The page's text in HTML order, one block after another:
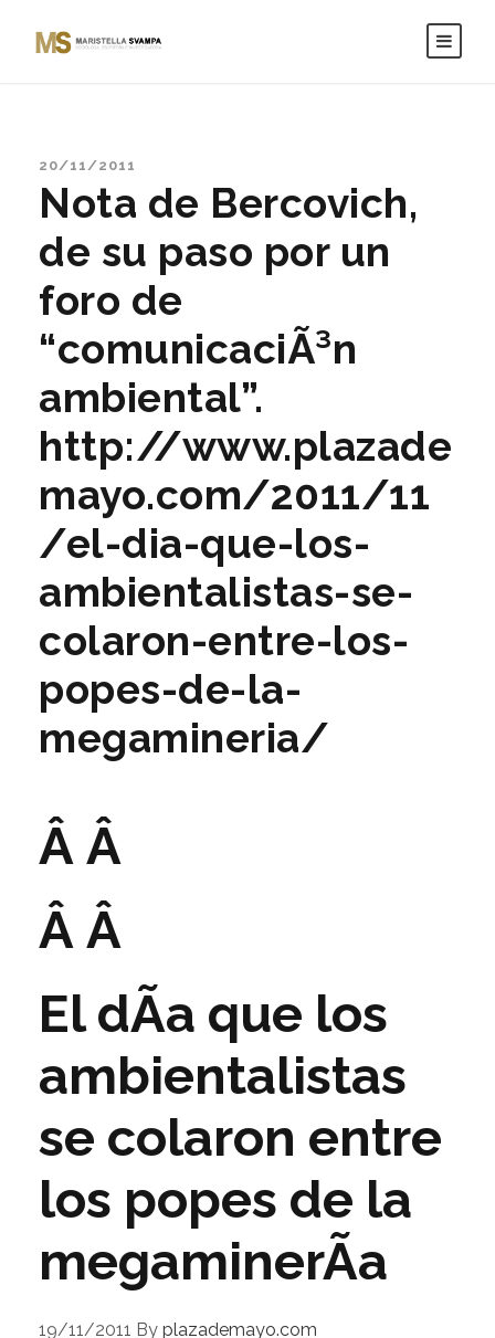
20/11/2011
Nota de Bercovich,
de su paso por un
foro de
“comunicaciÃ³n
ambiental”.
http://www.plazade
mayo.com/2011/11
/el-dia-que-los-
ambientalistas-se-
colaron-entre-los-
popes-de-la-
megamineria/
Â Â
Â Â
El dÃ­a que los
ambientalistas
se colaron entre
los popes de la
megaminerÃ­a
19/11/2011 By plazademayo.com